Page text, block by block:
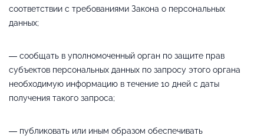
соответствии с требованиями Закона о персональных
данных;
— сообщать в уполномоченный орган по защите прав
субъектов персональных данных по запросу этого органа
необходимую информацию в течение 10 дней с даты
получения такого запроса;
— публиковать или иным образом обеспечивать